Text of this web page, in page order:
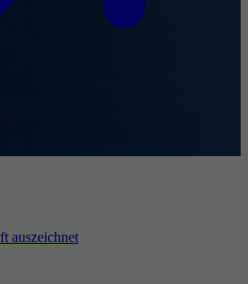
auszeichnet